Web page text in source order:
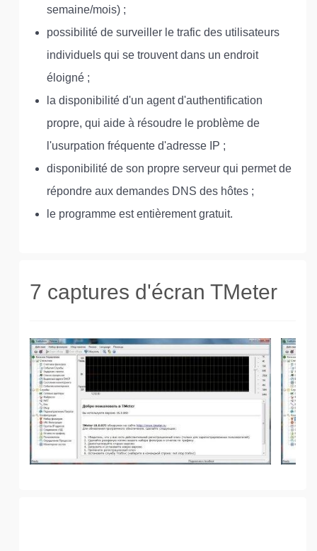
semaine/mois) ;
possibilité de surveiller le trafic des utilisateurs
individuels qui se trouvent dans un endroit
éloigné ;
la disponibilité d'un agent d'authentification
propre, qui aide à résoudre le problème de
l'usurpation fréquente d'adresse IP ;
disponibilité de son propre serveur qui permet de
répondre aux demandes DNS des hôtes ;
le programme est entièrement gratuit.
7 captures d'écran TMeter